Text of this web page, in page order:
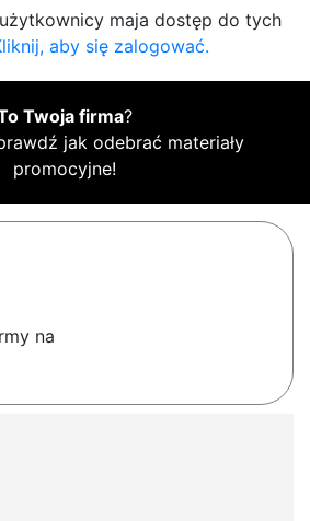
maja dostęp do tych
aby się zalogować.
Twoja firma?
jak odebrać materiały
promocyjne!
na